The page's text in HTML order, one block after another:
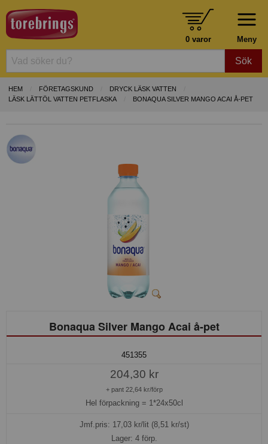
Meny
0 varor
Sök
HEM FÖRETAGSKUND
DRYCK LÄSK VATTEN
LÄSK LÄTTÖL VATTEN PETFLASKA
BONAQUA SILVER MANGO ACAI Å-PET
Bonaqua Silver Mango Acai å-pet
451355
204,30 kr
+ pant 22,64 kr/förp
Hel förpackning = 1*24x50cl
Jmf.pris: 17,03kr/lit (8,51 kr/st)
Lager: 4 förp.